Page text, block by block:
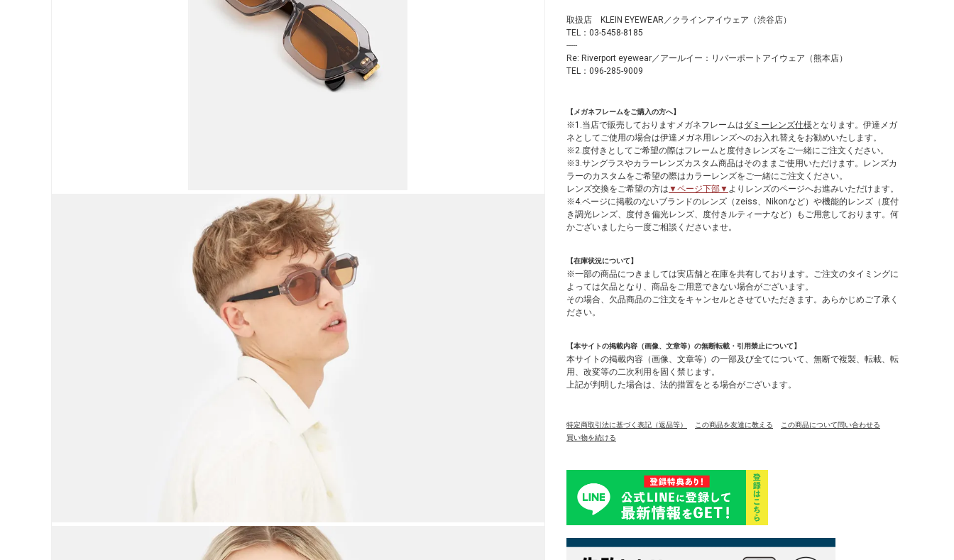
取扱店 KLEIN EYEWEAR／クラインアイウェア（渋谷店）
TEL：03-5458-8185
-----
Re: Riverport eyewear／アールイー：リバーポートアイウェア（熊本店）
TEL：096-285-9009
【メガネフレームをご購入の方へ】
※1.当店で販売しておりますメガネフレームはダミーレンズ仕様 となります。伊達メガ
ネとしてご使用の場合は伊達メガネ用レンズへのお入れ替えをお勧めいたします。
※2.度付きとしてご希望の際はフレームと度付きレンズをご一緒にご注文ください。
※3.サングラスやカラーレンズカスタム商品はそのままご使用いただけます。レンズカ
ラーのカスタムをご希望の際はカラーレンズをご一緒にご注文ください。
レンズ交換をご希望の方は ▼ページ下部▼ よりレンズのページへお進みいただけます。
※4.ページに掲載のないブランドのレンズ（zeiss、Nikonなど）や機能的レンズ（度付
き調光レンズ、度付き偏光レンズ、度付きルティーナなど）もご用意しております。何
かございましたら一度ご相談くださいませ。
【在庫状況について】
※一部の商品につきましては実店舗と在庫を共有しております。ご注文のタイミングに
よっては欠品となり、商品をご用意できない場合がございます。
その場合、欠品商品のご注文をキャンセルとさせていただきます。あらかじめご了承く
ださい。
【本サイトの掲載内容（画像、文章等）の無断転載・引用禁止について】
本サイトの掲載内容（画像、文章等）の一部及び全てについて、無断で複製、転載、転
用、改変等の二次利用を固く禁じます。
上記が判明した場合は、法的措置をとる場合がございます。
特定商取引法に基づく表記（返品等） この商品を友達に教える
この商品について問い合わせる
買い物を続ける